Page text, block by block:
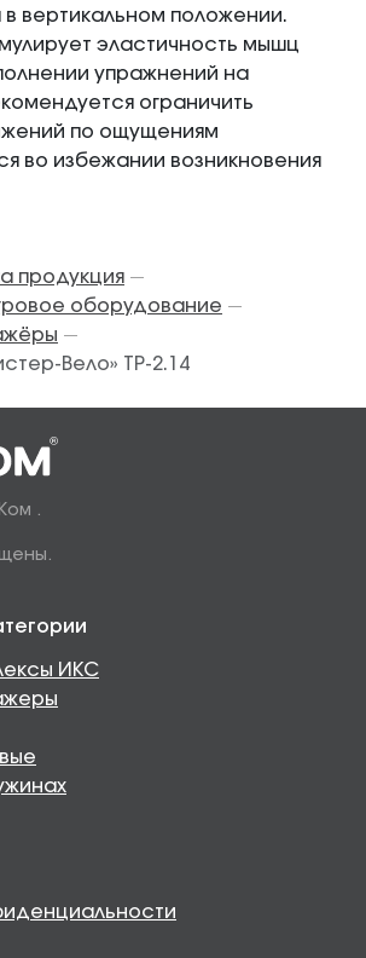
вертикальном положении.
эластичность мышц
упражнений на
ограничить
по ощущениям
во избежании возникновения
продукция —
оборудование —
—
Вело» ТР-2.14
.
ИКС